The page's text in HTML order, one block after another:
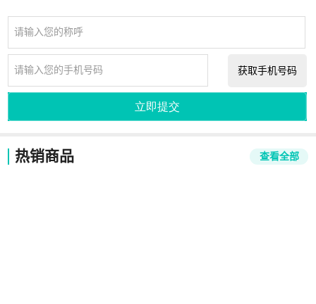
请输入您的称呼
请输入您的手机号码 获取手机号码
立即提交
热销商品 查看全部